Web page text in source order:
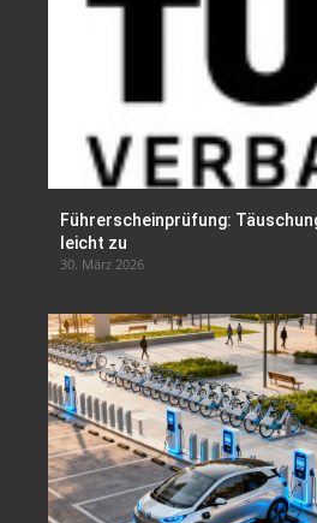
Führerscheinprüfung:
leicht zu
30. März 2026